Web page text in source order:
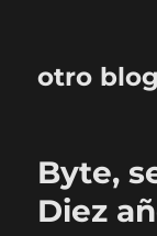
otro
Byte,
Diez